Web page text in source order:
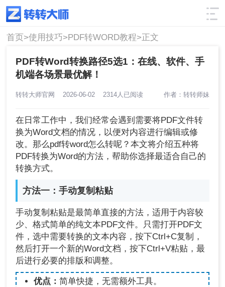
使用技巧 筛选
首页>使用技巧>PDF转WORD教程>正文
PDF转Word转换路径5选1：在线、软件、手
机端各场景最优解！
转转大师官网 2026-06-02 2314人已阅读 作者：转转师妹
在日常工作中，我们经常会遇到需要将PDF文件转
换为Word文档的情况，以便对内容进行编辑或修
改。那么pdf转word怎么转呢？本文将介绍五种将
PDF转换为Word的方法，帮助你选择最适合自己的
转换方式。
方法一：手动复制粘贴
手动复制粘贴是最简单直接的方法，适用于内容较
少、格式简单的纯文本PDF文件。只需打开PDF文
件，选中需要转换的文本内容，按下Ctrl+C复制，
然后打开一个新的Word文档，按下Ctrl+V粘贴，最
后进行必要的排版和调整。
优点： 简单快捷，无需额外工具。